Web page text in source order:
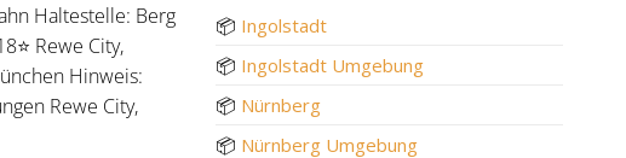
Haltestelle: Berg
Rewe City,
Hinweis:
Rewe City,
📦 Ingolstadt
📦 Ingolstadt Umgebung
📦 Nürnberg
📦 Nürnberg Umgebung